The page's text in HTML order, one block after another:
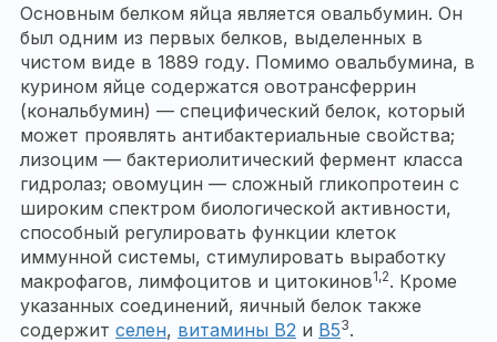
Основным белком яйца является овальбумин. Он
был одним из первых белков, выделенных в
чистом виде в 1889 году. Помимо овальбумина, в
курином яйце содержатся овотрансферрин
(кональбумин) — специфический белок, который
может проявлять антибактериальные свойства;
лизоцим — бактериолитический фермент класса
гидролаз; овомуцин — сложный гликопротеин с
широким спектром биологической активности,
способный регулировать функции клеток
иммунной системы, стимулировать выработку
макрофагов, лимфоцитов и цитокинов1,2. Кроме
указанных соединений, яичный белок также
содержит селен, витамины B2 и B53.